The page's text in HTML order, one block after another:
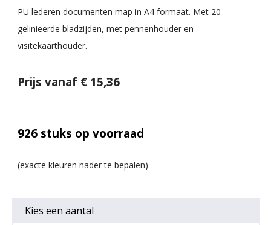
PU lederen documenten map in A4 formaat. Met 20
gelinieerde bladzijden, met pennenhouder en
visitekaarthouder.
Prijs vanaf € 15,36
926 stuks op voorraad
Kies een aantal